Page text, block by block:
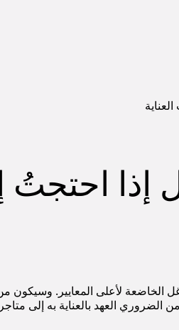
إذا احتجتُ
لأعلى المعايير. وسيكون
العهد بالعناية به إلى